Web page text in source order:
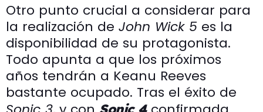
Otro punto crucial a considerar para
la realización de John Wick 5 es la
disponibilidad de su protagonista.
Todo apunta a que los próximos
años tendrán a Keanu Reeves
bastante ocupado. Tras el éxito de